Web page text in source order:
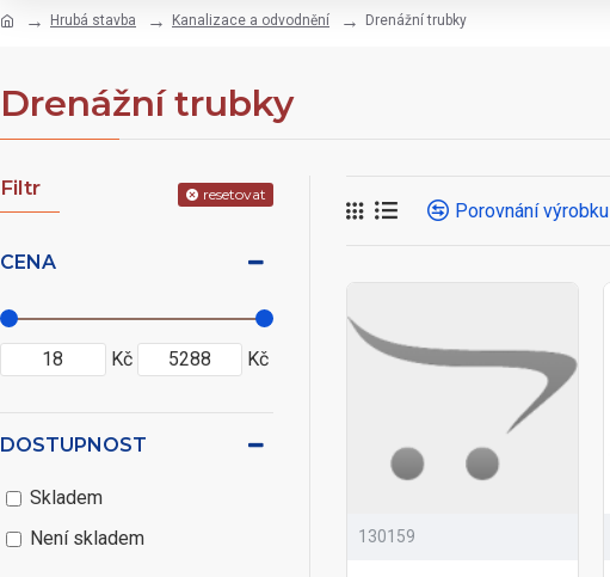
Hrubá stavba Kanalizace a odvodnění Drenážní trubky
Drenážní trubky
Filtr resetovat
CENA
Kč Kč
DOSTUPNOST
Skladem
Není skladem
Porovnání výrobku
130159